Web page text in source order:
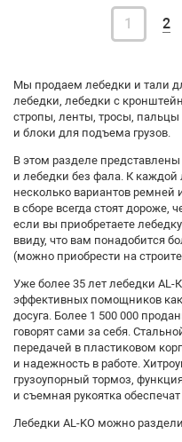
1 2
Мы продаем лебедки и тали
лебедки, лебедки с
стропы, ленты, тросы,
и блоки для подъема грузов.
В этом разделе
и лебедки без фала. К каждой
несколько вариантов ремней
в сборе всегда стоят дороже,
если вы приобретаете
ввиду, что вам понадобится
(можно приобрести на
Уже более 35 лет лебедки
эффективных помощников как
досуга. Более 1 500 000
говорят сами за себя.
передачей в пластиковом
и надежность в работе.
грузоупорный тормоз,
и съемная рукоятка
Лебедки AL-KO можно